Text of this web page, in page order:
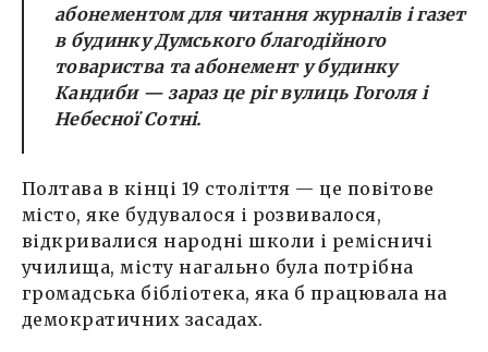
абонементом для читання журналів і газет
в будинку Думського благодійного
товариства та абонемент у будинку
Кандиби — зараз це ріг вулиць Гоголя і
Небесної Сотні.
Полтава в кінці 19 століття — це повітове
місто, яке будувалося і розвивалося,
відкривалися народні школи і ремісничі
училища, місту нагально була потрібна
громадська бібліотека, яка б працювала на
демократичних засадах.